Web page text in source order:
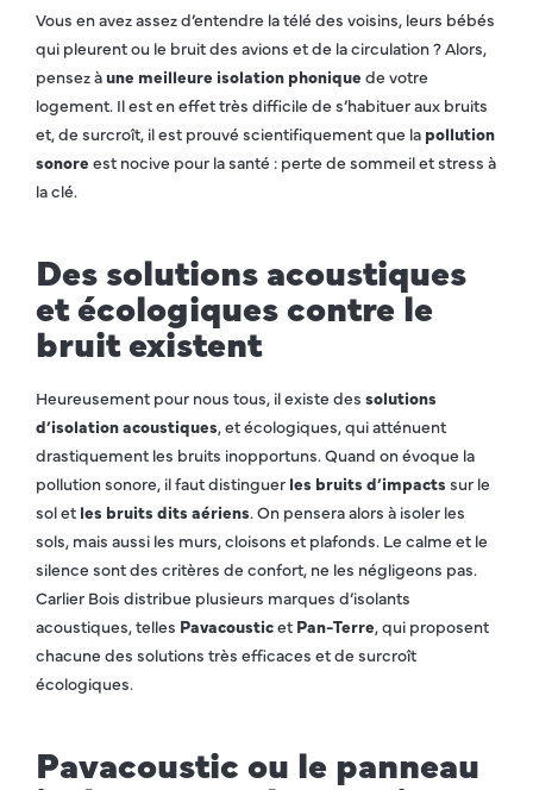
Vous en avez assez d’entendre la télé des voisins, leurs bébés
qui pleurent ou le bruit des avions et de la circulation ? Alors,
pensez àune meilleure isolation phonique de votre
logement. Il est en effet très difficile de s’habituer aux bruits
et, de surcroît, il est prouvé scientifiquement que la pollution
sonore est nocive pour la santé : perte de sommeil et stress à
la clé.
Des solutions acoustiques
et écologiques contre le
bruit existent
Heureusement pour nous tous, il existe des solutions
d’isolation acoustiques, et écologiques, qui atténuent
drastiquement les bruits inopportuns. Quand on évoque la
pollution sonore, il faut distinguer les bruits d’impacts sur le
sol et les bruits dits aériens. On pensera alors à isoler les
sols, mais aussi les murs, cloisons et plafonds. Le calme et le
silence sont des critères de confort, ne les négligeons pas.
Carlier Bois distribue plusieurs marques d’isolants
acoustiques, telles Pavacousticet Pan-Terre, qui proposent
chacune des solutions très efficaces et de surcroît
écologiques.
Pavacoustic ou le panneau